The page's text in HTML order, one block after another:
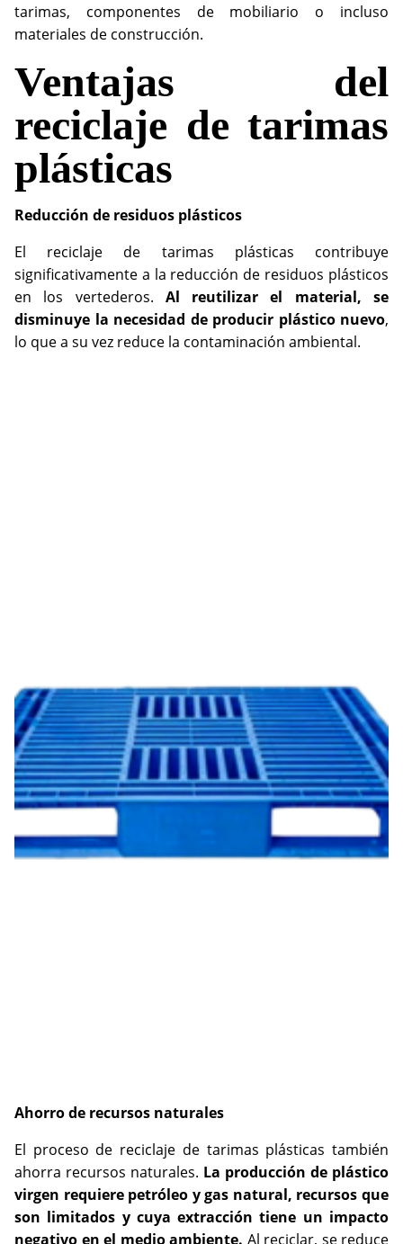
tarimas, componentes de mobiliario o incluso
materiales de construcción.
Ventajas del
reciclaje de tarimas
plásticas
Reducción de residuos plásticos
El reciclaje de tarimas plásticas contribuye
significativamente a la reducción de residuos plásticos
en los vertederos. Al reutilizar el material, se
disminuye la necesidad de producir plástico nuevo,
lo que a su vez reduce la contaminación ambiental.
Ahorro de recursos naturales
El proceso de reciclaje de tarimas plásticas también
ahorra recursos naturales. La producción de plástico
virgen requiere petróleo y gas natural, recursos que
son limitados y cuya extracción tiene un impacto
negativo en el medio ambiente. Al reciclar, se reduce